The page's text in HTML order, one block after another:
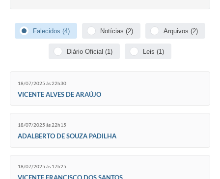
Falecidos (4) Notícias (2) Arquivos (2)
Diário Oficial (1) Leis (1)
18/07/2025 às 22h30
VICENTE ALVES DE ARAÚJO
18/07/2025 às 22h15
ADALBERTO DE SOUZA PADILHA
18/07/2025 às 17h25
VICENTE FRANCISCO DOS SANTOS